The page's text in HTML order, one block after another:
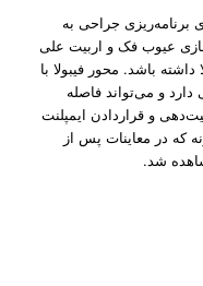
برنامه­‌ریزی جراحی به
عیوب فک و اربیت علی­‌
باشد. محور فیبولا با
و می‌­تواند فاصله
و قراردادن ایمپلنت­‌
که در معاینات پس ­از
شد.